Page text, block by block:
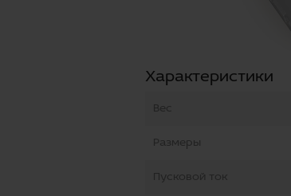
Характеристики
Вес
Размеры
Пусковой ток